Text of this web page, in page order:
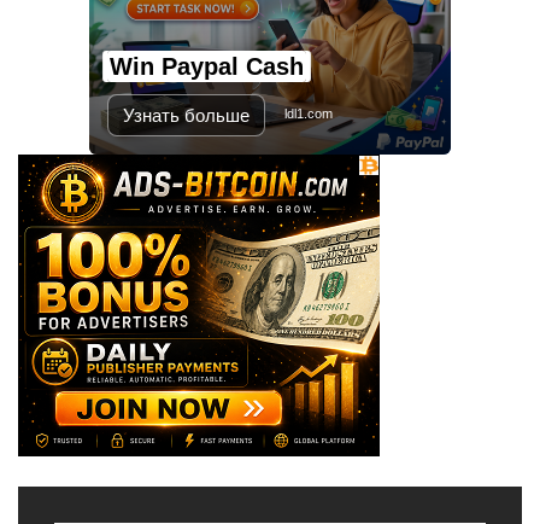
মালয়েশিয়ায় সহকর্মীদের সংঘর্ষে ৩
বাংলাদেশি নিহত, গ্রেপ্তার ১
শহীদের আত্মত্যাগে গড়া জাতীয় ঐক্য
রক্ষা করতে হবে : প্রধানমন্ত্রী
সাভারে এমপি ও তাঁর স্ত্রীকে
শিক্ষাপ্রতিষ্ঠানের সভাপতি, উঠেছে
আইনি প্রশ্ন
নজরুল বিশ্ববিদ্যালয়ে ব্যবসায় প্রশাসন
অনুষদের গবেষণা প্রকল্প ২০২৫-২৬
অর্থবছরের সেমিনার
Win Paypal Cash
Узнать больше ldl1.com